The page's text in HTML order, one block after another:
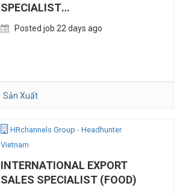
SPECIALIST
(MANUFACTURING)
Posted job 22 days ago
Sản Xuất
HRchannels Group - Headhunter
Vietnam
INTERNATIONAL EXPORT
SALES SPECIALIST (FOOD)